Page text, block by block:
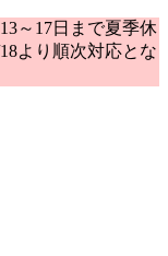
～17日まで夏季休
より順次対応とな